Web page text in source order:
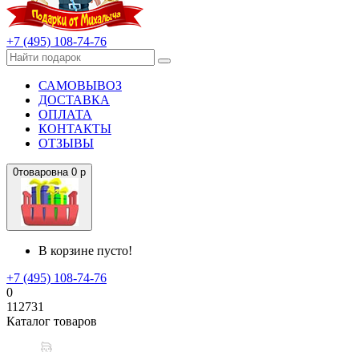
+7 (495) 108-74-76
САМОВЫВОЗ
ДОСТАВКА
ОПЛАТА
КОНТАКТЫ
ОТЗЫВЫ
0товаровна 0 р
В корзине пусто!
+7 (495) 108-74-76
0
112731
Каталог товаров